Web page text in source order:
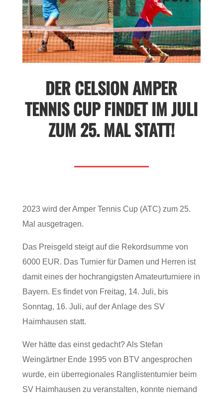
DER CELSION AMPER
TENNIS CUP FINDET IM JULI
ZUM 25. MAL STATT!
2023 wird der Amper Tennis Cup (ATC) zum 25.
Mal ausgetragen.
Das Preisgeld steigt auf die Rekordsumme von
6000 EUR. Das Turnier für Damen und Herren ist
damit eines der hochrangigsten Amateurturniere in
Bayern. Es findet von Freitag, 14. Juli, bis
Sonntag, 16. Juli, auf der Anlage des SV
Haimhausen statt.
Wer hätte das einst gedacht? Als Stefan
Weingärtner Ende 1995 von BTV angesprochen
wurde, ein überregionales Ranglistenturnier beim
SV Haimhausen zu veranstalten, konnte niemand